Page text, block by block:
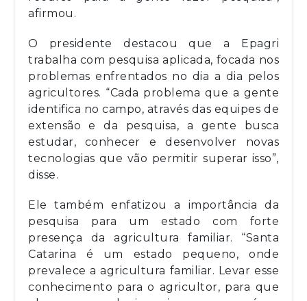
afirmou.
O presidente destacou que a Epagri
trabalha com pesquisa aplicada, focada nos
problemas enfrentados no dia a dia pelos
agricultores. “Cada problema que a gente
identifica no campo, através das equipes de
extensão e da pesquisa, a gente busca
estudar, conhecer e desenvolver novas
tecnologias que vão permitir superar isso”,
disse.
Ele também enfatizou a importância da
pesquisa para um estado com forte
presença da agricultura familiar. “Santa
Catarina é um estado pequeno, onde
prevalece a agricultura familiar. Levar esse
conhecimento para o agricultor, para que